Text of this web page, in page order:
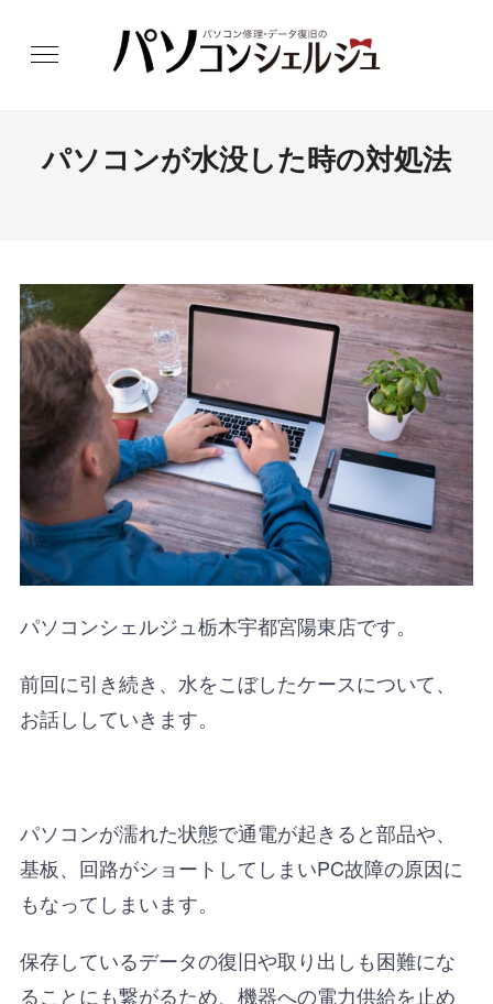
パソコンが水没した時の対処法
パソコンシェルジュ栃木宇都宮陽東店です。
前回に引き続き、水をこぼしたケースについて、
お話ししていきます。
パソコンが濡れた状態で通電が起きると部品や、
基板、回路がショートしてしまいPC故障の原因に
もなってしまいます。
保存しているデータの復旧や取り出しも困難にな
ることにも繋がるため、機器への電力供給を止め